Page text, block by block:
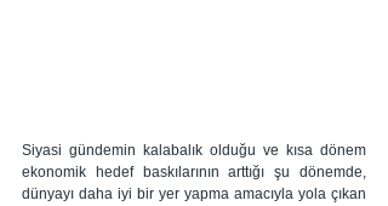
Siyasi gündemin kalabalık olduğu ve kısa dönem
ekonomik hedef baskılarının arttığı şu dönemde,
dünyayı daha iyi bir yer yapma amacıyla yola çıkan